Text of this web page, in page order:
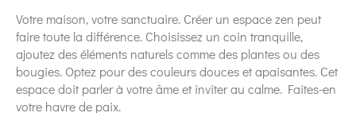
Votre maison, votre sanctuaire. Créer un espace zen peut
faire toute la différence. Choisissez un coin tranquille,
ajoutez des éléments naturels comme des plantes ou des
bougies. Optez pour des couleurs douces et apaisantes. Cet
espace doit parler à votre âme et inviter au calme. Faites-en
votre havre de paix.